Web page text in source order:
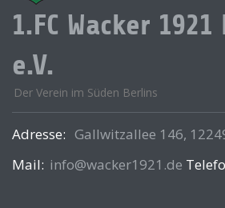
1.FC Wacker
e.V.
Der Verein im Süden Berlins
Adresse: Gallwitzallee 146,
Mail: info@wacker1921.de